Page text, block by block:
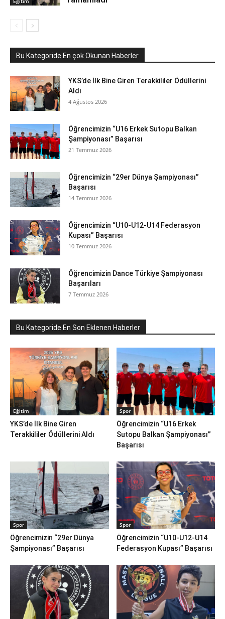
Bu Kategoride En çok Okunan Haberler
YKS’de İlk Bine Giren Terakkililer Ödüllerini
Aldı
4 Ağustos 2026
Öğrencimizin “U16 Erkek Sutopu Balkan
Şampiyonası” Başarısı
21 Temmuz 2026
Öğrencimizin “29er Dünya Şampiyonası”
Başarısı
14 Temmuz 2026
Öğrencimizin “U10-U12-U14 Federasyon
Kupası” Başarısı
10 Temmuz 2026
Öğrencimizin Dance Türkiye Şampiyonası
Başarıları
7 Temmuz 2026
Bu Kategoride En Son Eklenen Haberler
Eğitim
YKS’de İlk Bine Giren
Terakkililer Ödüllerini Aldı
Spor
Öğrencimizin “U16 Erkek
Sutopu Balkan Şampiyonası”
Başarısı
Spor
Öğrencimizin “29er Dünya
Şampiyonası” Başarısı
Spor
Öğrencimizin “U10-U12-U14
Federasyon Kupası” Başarısı